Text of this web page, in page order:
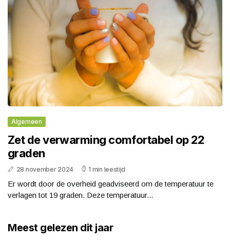
Algemeen
Zet de verwarming comfortabel op 22
graden
28 november 2024 1 min leestijd
Er wordt door de overheid geadviseerd om de temperatuur te
verlagen tot 19 graden. Deze temperatuur...
Meest gelezen dit jaar